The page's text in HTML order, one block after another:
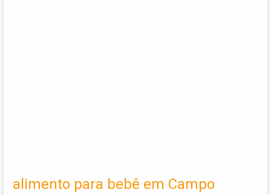
alimento para bebê em Campo